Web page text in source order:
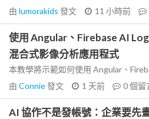
由 lumorakids 發文 11 小時前
使用 Angular、Firebase AI
混合式影像分析應用程式
本教學將示範如何使用 Angular、
由 Connie發文 1 天前 0個留
AI 協作不是發帳號：企業要先